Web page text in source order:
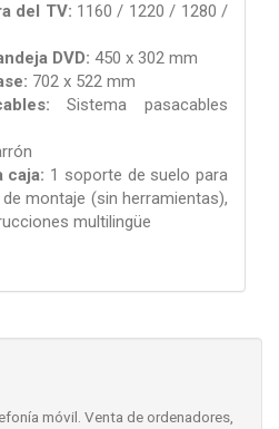
del TV: 1160 / 1220 / 1280 /
DVD: 450 x 302 mm
702 x 522 mm
Sistema pasacables
caja: 1 soporte de suelo para
montaje (sin herramientas),
multilingüe
móvil. Venta de ordenadores,